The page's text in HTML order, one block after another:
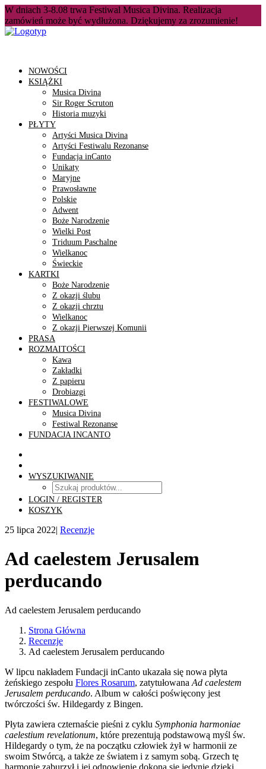
W dniach 3-8.08 trwa Festiwal Musica Divina. Realizacja
zamówień może być wydłużona. Dziękujemy za zrozumienie!
NOWOŚCI
KSIĄŻKI
Musica Divina
Sir Roger Scruton
Historia muzyki
PŁYTY
Artyści Musica Divina
Artyści Festiwalu Rezonanse
Fundacja inCanto
Unikaty
Maryjne
Prawosławne
Polskie
Adwent
Boże Narodzenie
Wielki Post
Triduum Paschalne
Wielkanoc
Świeckie
KARTKI
Boże Narodzenie
Z okazji ślubu
Z okazji chrztu
Wielkanoc
Z okazji Pierwszej Komunii
PRASA
ROZMAITOŚCI
Kawa
Zakładki
Z papieru
Drobiazgi
FESTIWALOWE
Musica Divina
Festiwal Rezonanse
FUNDACJA INCANTO
WYSZUKIWANIE
LOGIN / REGISTER
KOSZYK
25 lipca 2022| Recenzje
Ad caelestem Jerusalem
perducando
Ad caelestem Jerusalem perducando
Strona Główna
Recenzje
Ad caelestem Jerusalem perducando
W lipcu nakładem Fundacji inCanto ukazała się nowa płyta
żeńskiego zespołu Flores Rosarum, zatytułowana Ad caelestem
Jerusalem perducando. Album w całości poświęcony jest
twórczości św. Hildegardy z Bingen.
Płyta zawiera czternaście pieśni z cyklu Symphonia harmoniae
caelestium revelationum, które prezentują podstawową myśl św.
Hildegardy o tym, że na początku człowiek żył w harmonii ze
swoim Stwórcą, a także ze światem i z samym sobą. Grzech tę
harmonię zaburzył i jej odnowienie dokona się jedynie dzięki